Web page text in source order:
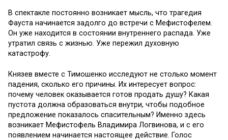
В спектакле постоянно возникает мысль, что трагедия
Фауста начинается задолго до встречи с Мефистофелем.
Он уже находится в состоянии внутреннего распада. Уже
утратил связь с жизнью. Уже пережил духовную
катастрофу.
Князев вместе с Тимошенко исследуют не столько момент
падения, сколько его причины. Их интересует вопрос:
почему человек оказывается готов продать душу? Какая
пустота должна образоваться внутри, чтобы подобное
предложение показалось спасительным? Именно здесь
возникает Мефистофель Владимира Логвинова, и с его
появлением начинается настоящее действие. Голос